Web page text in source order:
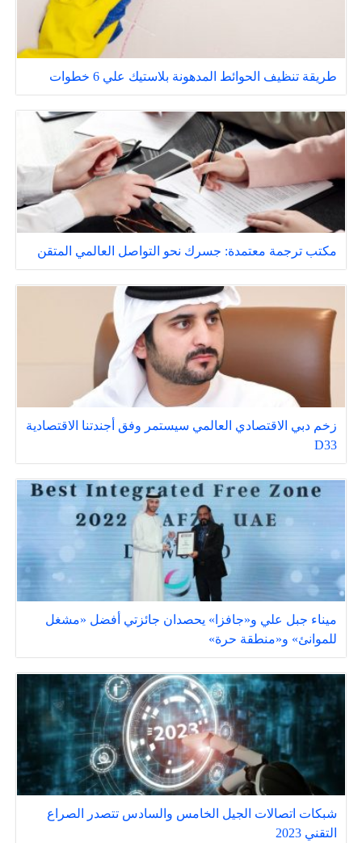
طريقة تنظيف الحوائط المدهونة بلاستيك علي 6 خطوات
مكتب ترجمة معتمدة: جسرك نحو التواصل العالمي المتقن
زخم دبي الاقتصادي العالمي سيستمر وفق أجندتنا الاقتصادية
D33
ميناء جبل علي و«جافزا» يحصدان جائزتي أفضل «مشغل
للموانئ» و«منطقة حرة»
شبكات اتصالات الجيل الخامس والسادس تتصدر الصراع
التقني 2023